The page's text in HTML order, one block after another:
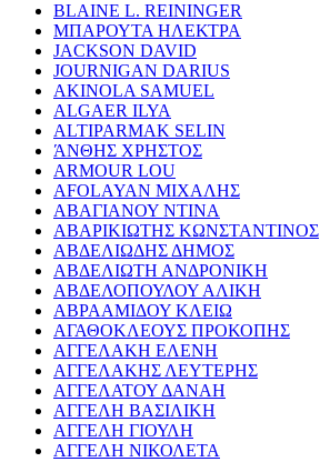
BLAINE L. REININGER
ΜΠΑΡΟΥΤΑ ΗΛΕΚΤΡΑ
JACKSON DAVID
JOURNIGAN DARIUS
AKINOLA SAMUEL
ALGAER ILYA
ALTIPARMAK SELIN
ΆΝΘΗΣ ΧΡΗΣΤΟΣ
ARMOUR LOU
AFOLAYAN ΜΙΧΑΛΗΣ
ΑΒΑΓΙΑΝΟΥ ΝΤΙΝΑ
ΑΒΑΡΙΚΙΩΤΗΣ ΚΩΝΣΤΑΝΤΙΝΟΣ
ΑΒΔΕΛΙΩΔΗΣ ΔΗΜΟΣ
ΑΒΔΕΛΙΩΤΗ ΑΝΔΡΟΝΙΚΗ
ΑΒΔΕΛΟΠΟΥΛΟΥ ΑΛΙΚΗ
ΑΒΡΑΑΜΙΔΟΥ ΚΛΕΙΩ
ΑΓΑΘΟΚΛΕΟΥΣ ΠΡΟΚΟΠΗΣ
ΑΓΓΕΛΑΚΗ ΕΛΕΝΗ
ΑΓΓΕΛΑΚΗΣ ΛΕΥΤΕΡΗΣ
ΑΓΓΕΛΑΤΟΥ ΔΑΝΑΗ
ΑΓΓΕΛΗ ΒΑΣΙΛΙΚΗ
ΑΓΓΕΛΗ ΓΙΟΥΛΗ
ΑΓΓΕΛΗ ΝΙΚΟΛΕΤΑ